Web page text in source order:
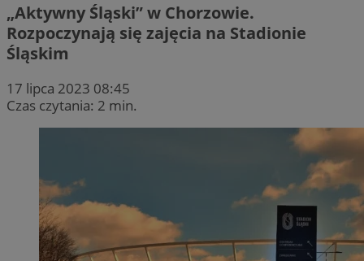
„Aktywny Śląski” w Chorzowie.
Rozpoczynają się zajęcia na Stadionie
Śląskim
17 lipca 2023 08:45
Czas czytania: 2 min.